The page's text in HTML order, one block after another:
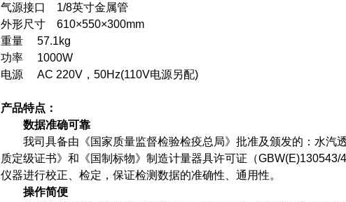
气源接口 1/8英寸金属管
外形尺寸 610×550×300mm
重量 57.1kg
功率 1000W
电源 AC 220V，50Hz(110V电源另配)
产品特点：
数据准确可靠
我司具备由《国家质量监督检验检疫总局》批准及颁发的：水汽
质定级证书》和《国制标物》制造计量器具许可证（GBW(E)130543/
仪器进行校正、检定，保证检测数据的准确性、通用性。
操作简便